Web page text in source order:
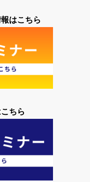
はこちら
ちら